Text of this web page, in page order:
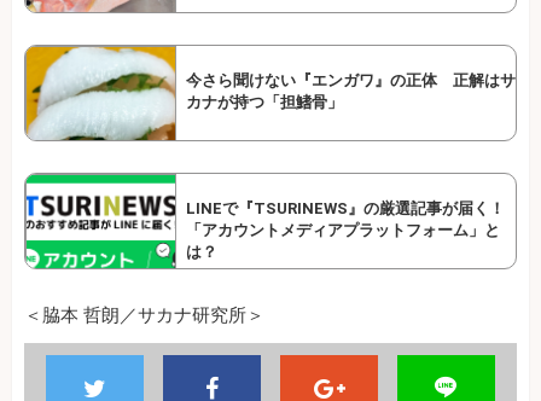
今さら聞けない『エンガワ』の正体 正解はサ
カナが持つ「担鰭骨」
LINEで『TSURINEWS』の厳選記事が届く！
「アカウントメディアプラットフォーム」と
は？
＜脇本 哲朗／サカナ研究所＞